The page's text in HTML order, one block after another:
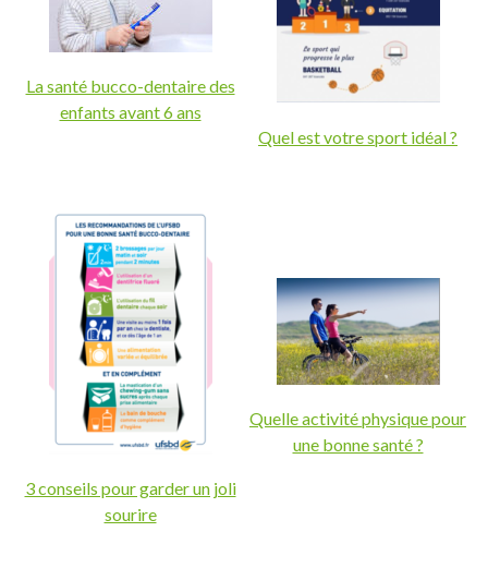
La santé bucco-dentaire des
enfants avant 6 ans
Quel est votre sport idéal ?
3 conseils pour garder un joli
sourire
Quelle activité physique pour
une bonne santé ?